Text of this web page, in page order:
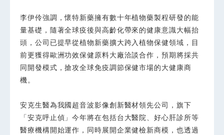
李伊伶強調，懷特新藥擁有數十年植物藥製程研發的能
量基礎，隨著全球疫後與高齡化帶來的健康意識大幅抬
頭，公司已提早從植物新藥擴大跨入植物保健領域，目
前更獲得歐洲功效保健原料大廠洽談合作，預期將採共
同開發模式，搶攻全球免疫調節保健市場的大健康商
機。
安克生醫為我國超音波影像創新醫材領先公司，旗下
「安克呼止偵」今年將在包括台大醫院、好心肝診所等
醫療機構開始運作，同時展開企業健檢新商模，也透過